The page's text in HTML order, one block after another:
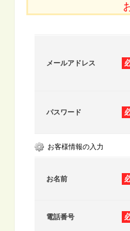
メールアドレス
パスワード
お客様情報の入力
お名前
電話番号